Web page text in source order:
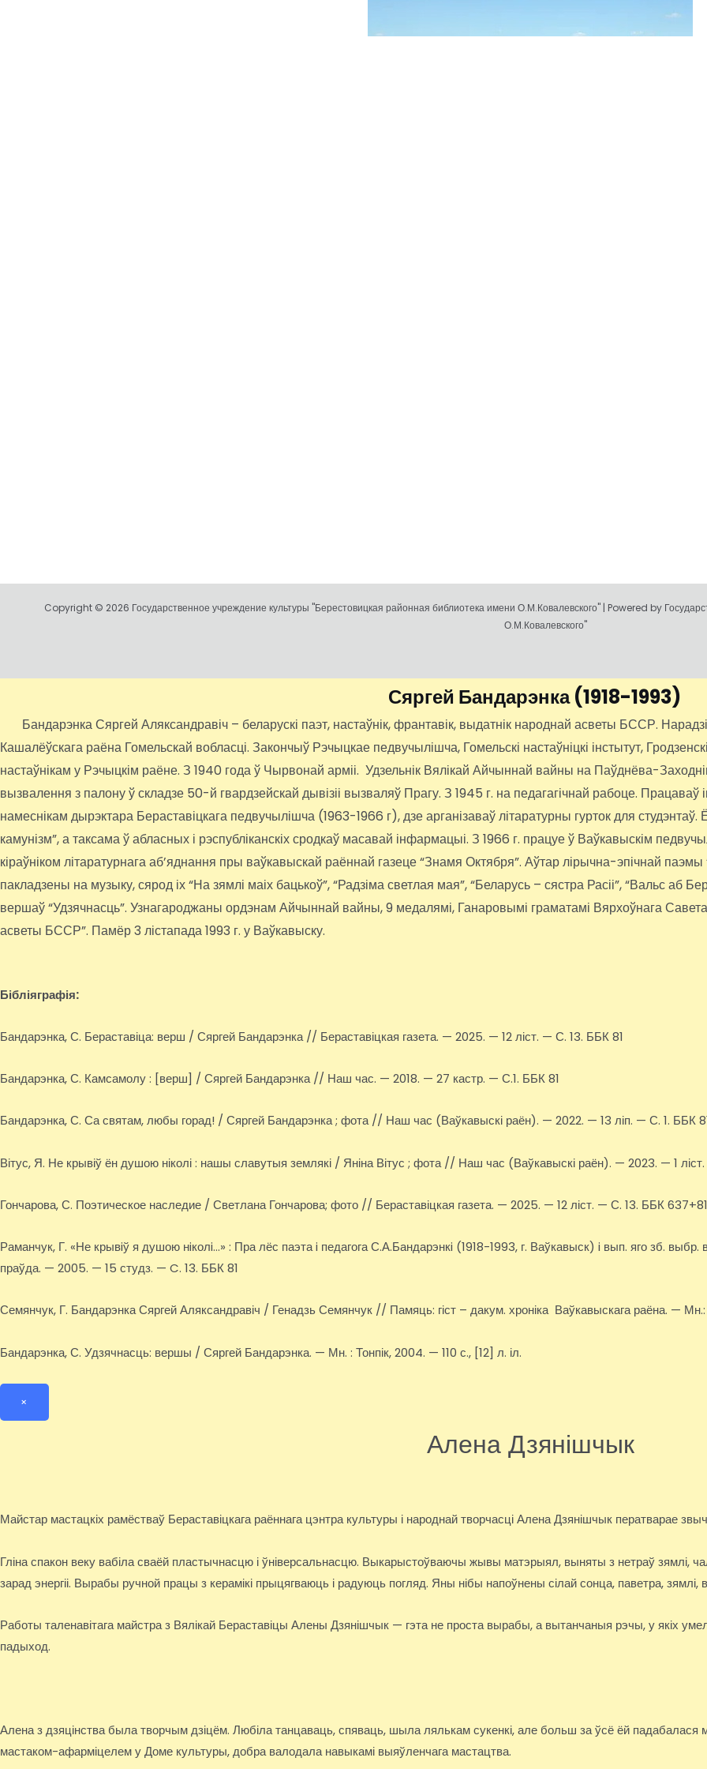
Copyright © 2026 Государственное учреждение культуры "Берестовицкая районная библиотека имени О.М.Ковалевского" | Powered by
О.М.Ковалевского"
Сяргей Бандарэнка(1918-1993)
Бандарэнка Сяргей Аляксандравіч – беларускі паэт, настаўнік, франтавік, выдатнік народнай асветы БССР.
Кашалёўскага раёна Гомельскай вобласці. Закончыў Рэчыцкае педвучылішча, Гомельскі настаўніцкі інстытут,
настаўнікам у Рэчыцкім раёне. З 1940 года ў Чырвонай арміі. Удзельнік Вялікай Айчыннай вайны на Паўднёва-
вызвалення з палону ў складзе 50-й гвардзейскай дывізіі вызваляў Прагу. З 1945 г. на педагагічнай рабоце.
намеснікам дырэктара Бераставіцкага педвучылішча (1963-1966 г), дзе арганізаваў літаратурны гурток для
камунізм”, а таксама ў абласных і рэспубліканскіх сродкаў масавай інфармацыі. З 1966 г. працуе ў Ваўкавыскім
кіраўніком літаратурнага аб’яднання пры ваўкавыскай раённай газеце “Знамя Октября”. Аўтар лірычна-эпічнай
пакладзены на музыку, сярод іх “На зямлі маіх бацькоў”, “Радзіма светлая мая”, “Беларусь – сястра Расіі”, “Вальс аб
вершаў “Удзячнасць”. Узнагароджаны ордэнам Айчыннай вайны, 9 медалямі, Ганаровымі граматамі Вярхоўнага
асветы БССР”. Памёр 3 лістапада 1993 г. у Ваўкавыску.
Бібліяграфія:
Бандарэнка, С. Бераставіца: верш / Сяргей Бандарэнка // Бераставіцкая газета. — 2025. — 12 ліст. — С. 13. ББК 81
Бандарэнка, С. Камсамолу : [верш] / Сяргей Бандарэнка // Наш час. — 2018. — 27 кастр. — С.1. ББК 81
Бандарэнка, С. Са святам, любы горад! / Сяргей Бандарэнка ; фота // Наш час (Ваўкавыскі раён). — 2022. — 13 ліп. — С. 1. ББК
Вітус, Я. Не крывіў ён душою ніколі : нашы славутыя землякі / Яніна Вітус ; фота // Наш час (Ваўкавыскі раён). — 2023. — 1
Гончарова, С. Поэтическое наследие / Светлана Гончарова; фото // Бераставіцкая газета. — 2025. — 12 ліст. — С. 13. ББК
Раманчук, Г. «Не крывiў я душою нiколi…» : Пра лёс паэта i педагога С.А.Бандарэнкi (1918-1993, г. Ваўкавыск) i вып. яго зб.
праўда. — 2005. — 15 студз. — C. 13. ББК 81
Семянчук, Г. Бандарэнка Сяргей Аляксандравіч / Генадзь Семянчук // Памяць: гіст – дакум. хроніка Ваўкавыскага раёна. —
Бандарэнка, С. Удзячнасць: вершы / Сяргей Бандарэнка. — Мн. : Тонпік, 2004. — 110 с., [12] л. іл.
×
Алена Дзянішчык
Майстар мастацкіх рамёстваў Бераставіцкага раённага цэнтра культуры і народнай творчасці Алена Дзянішчык ператварае
Гліна спакон веку вабіла сваёй пластычнасцю і ўніверсальнасцю. Выкарыстоўваючы жывы матэрыял, выняты з нетраў
зарад энергіі. Вырабы ручной працы з керамікі прыцягваюць і радуюць погляд. Яны нібы напоўнены сілай сонца, паветра, зямлі,
Работы таленавітага майстра з Вялікай Бераставіцы Алены Дзянішчык — гэта не проста вырабы, а вытанчаныя рэчы, у якіх
падыход.
Алена з дзяцінства была творчым дзіцём. Любіла танцаваць, спяваць, шыла лялькам сукенкі, але больш за ўсё ёй падабалася
мастаком-афарміцелем у Доме культуры, добра валодала навыкамі выяўленчага мастацтва.